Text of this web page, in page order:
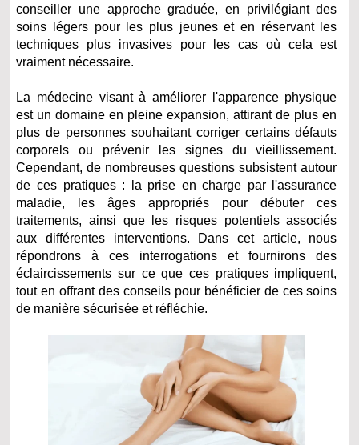
conseiller une approche graduée, en privilégiant des
soins légers pour les plus jeunes et en réservant les
techniques plus invasives pour les cas où cela est
vraiment nécessaire.
La médecine visant à améliorer l'apparence physique
est un domaine en pleine expansion, attirant de plus en
plus de personnes souhaitant corriger certains défauts
corporels ou prévenir les signes du vieillissement.
Cependant, de nombreuses questions subsistent autour
de ces pratiques : la prise en charge par l'assurance
maladie, les âges appropriés pour débuter ces
traitements, ainsi que les risques potentiels associés
aux différentes interventions. Dans cet article, nous
répondrons à ces interrogations et fournirons des
éclaircissements sur ce que ces pratiques impliquent,
tout en offrant des conseils pour bénéficier de ces soins
de manière sécurisée et réfléchie.